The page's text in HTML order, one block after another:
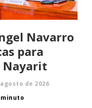
Navarro
para
Nayarit
de 2026